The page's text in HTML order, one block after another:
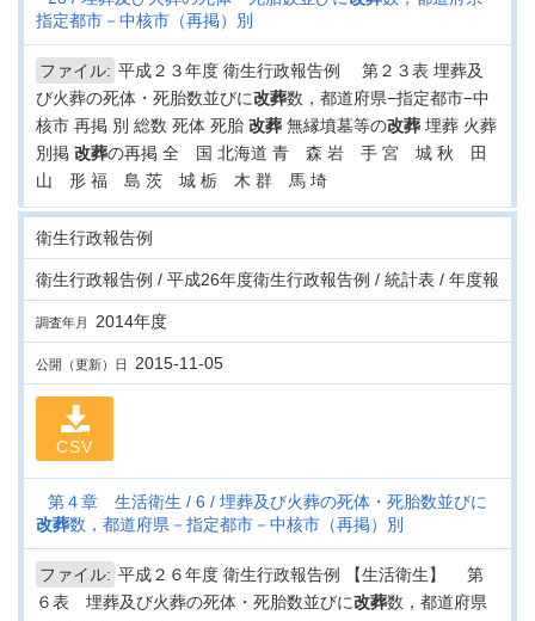
指定都市－中核市（再掲）別
ファイル: 平成２３年度 衛生行政報告例 第２３表 埋葬及
び火葬の死体・死胎数並びに改葬数，都道府県−指定都市−中
核市 再掲 別 総数 死体 死胎 改葬 無縁墳墓等の改葬 埋葬 火葬
別掲 改葬の再掲 全 国 北海道 青 森 岩 手 宮 城 秋 田
山 形 福 島 茨 城 栃 木 群 馬 埼
衛生行政報告例
衛生行政報告例 / 平成26年度衛生行政報告例 / 統計表 / 年度報
調査年月 2014年度
公開（更新）日 2015-11-05
CSV
第４章 生活衛生 6
埋葬及び火葬の死体・死胎数並びに
改葬数，都道府県－指定都市－中核市（再掲）別
ファイル: 平成２６年度 衛生行政報告例 【生活衛生】 第
６表 埋葬及び火葬の死体・死胎数並びに改葬数，都道府県